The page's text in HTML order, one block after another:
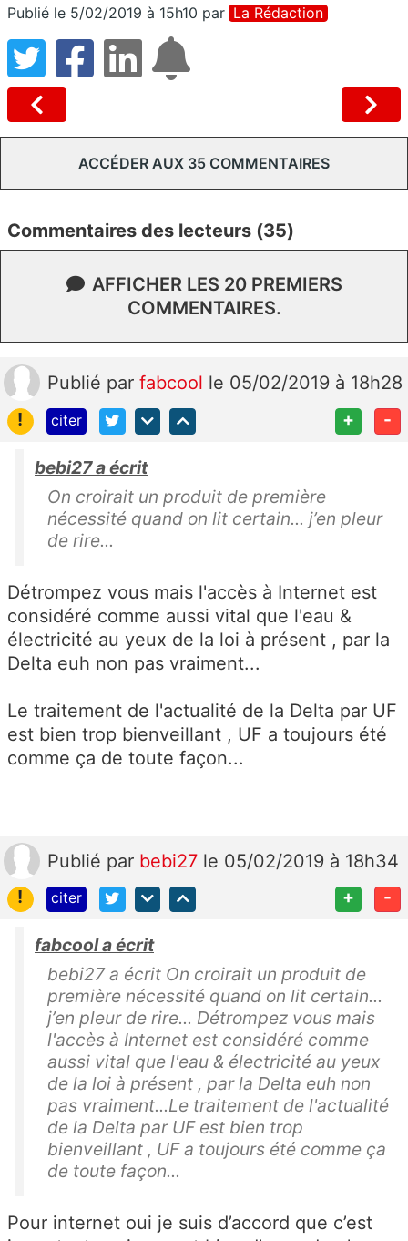
Publié le 5/02/2019 à 15h10 par La Rédaction
ACCÉDER AUX 35 COMMENTAIRES
Commentaires des lecteurs (35)
AFFICHER LES 20 PREMIERS
COMMENTAIRES.
Publié par fabcool le 05/02/2019 à 18h28
!
citer + -
bebi27 a écrit
On croirait un produit de première
nécessité quand on lit certain... j’en pleur
de rire...
Détrompez vous mais l'accès à Internet est
considéré comme aussi vital que l'eau &
électricité au yeux de la loi à présent , par la
Delta euh non pas vraiment...
Le traitement de l'actualité de la Delta par UF
est bien trop bienveillant , UF a toujours été
comme ça de toute façon...
Publié par bebi27 le 05/02/2019 à 18h34
!
citer + -
fabcool a écrit
bebi27 a écrit On croirait un produit de
première nécessité quand on lit certain...
j’en pleur de rire... Détrompez vous mais
l'accès à Internet est considéré comme
aussi vital que l'eau & électricité au yeux
de la loi à présent , par la Delta euh non
pas vraiment...Le traitement de l'actualité
de la Delta par UF est bien trop
bienveillant , UF a toujours été comme ça
de toute façon...
Pour internet oui je suis d’accord que c’est